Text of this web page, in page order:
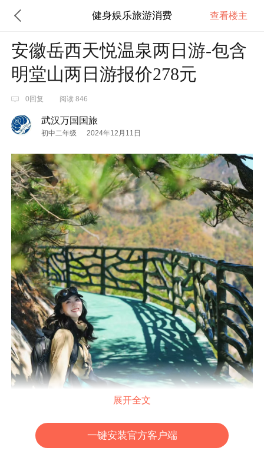
健身娱乐旅游消费 查看楼主
安徽岳西天悦温泉两日游-包含
明堂山两日游报价278元
0回复 阅读 846
武汉万国国旅
初中二年级 2024年12月11日
展开全文
一键安装官方客户端